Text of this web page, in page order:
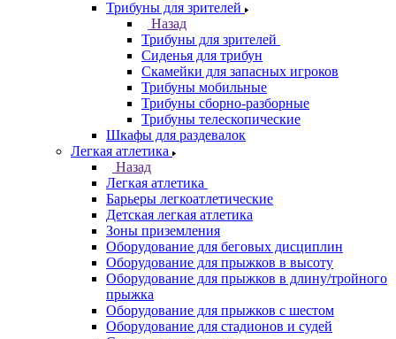
Трибуны для зрителей
Назад
Трибуны для зрителей
Сиденья для трибун
Скамейки для запасных игроков
Трибуны мобильные
Трибуны сборно-разборные
Трибуны телескопические
Шкафы для раздевалок
Легкая атлетика
Назад
Легкая атлетика
Барьеры легкоатлетические
Детская легкая атлетика
Зоны приземления
Оборудование для беговых дисциплин
Оборудование для прыжков в высоту
Оборудование для прыжков в длину/тройного
прыжка
Оборудование для прыжков с шестом
Оборудование для стадионов и судей